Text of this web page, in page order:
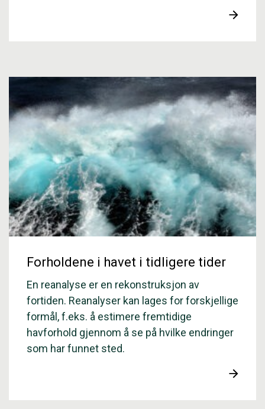
Forholdene i havet i tidligere tider
En reanalyse er en rekonstruksjon av
fortiden. Reanalyser kan lages for forskjellige
formål, f.eks. å estimere fremtidige
havforhold gjennom å se på hvilke endringer
som har funnet sted.